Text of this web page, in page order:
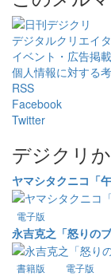
デジタルクリエイ
イベント・広告掲
個人情報に対する
RSS
Facebook
Twitter
デジクリ
ヤマシタクニコ「
電子版
永吉克之「怒りの
書籍版 電子版